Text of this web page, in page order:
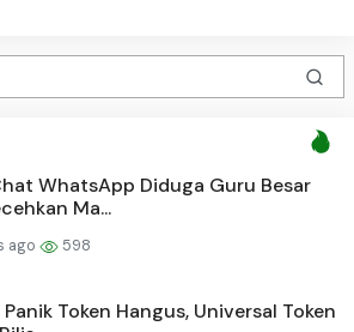
WhatsApp Diduga Guru Besar
Ma...
ago 598
Panik Token Hangus, Universal Token